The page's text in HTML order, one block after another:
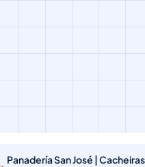
Panadería San José | Cacheiras